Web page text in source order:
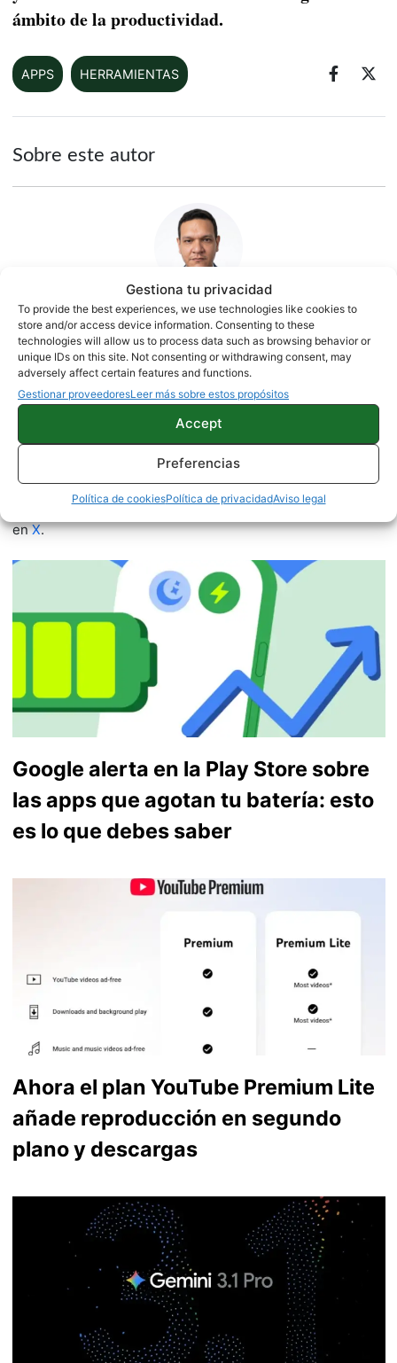
Gestiona tu privacidad
To provide the best experiences, we use technologies like cookies to
store and/or access device information. Consenting to these
technologies will allow us to process data such as browsing behavior or
unique IDs on this site. Not consenting or withdrawing consent, may
adversely affect certain features and functions.
Gestionar proveedoresLeer más sobre estos propósitos
Accept
Preferencias
Política de cookiesPolítica de privacidadAviso legal
ámbito de la productividad.
APPS HERRAMIENTAS
Sobre este autor
Jesús González
1500 artículos publicados en ProAndroid desde 2020.
Periodista experto en tecnología y especializado en
móviles Android y telefonía, desde pequeño vive por y para
los gadgets, le encanta estar a la última y es redactor sobre
tecnología desde 2018. Amante de los smartphones,
tablets, smartwatches y todo lo que tenga una pantalla. Ha
probado más de 100 móviles de distintas marcas, y es
capaz de encontrar los detalles más importantes. Síguelo
enX.
Google alerta en la Play Store sobre
las apps que agotan tu batería: esto
es lo que debes saber
Ahora el plan YouTube Premium Lite
añade reproducción en segundo
plano y descargas